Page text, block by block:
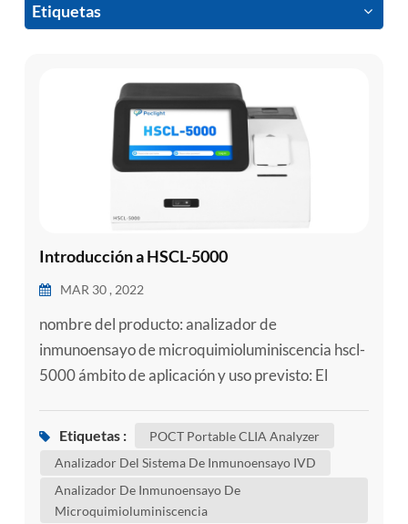
Etiquetas
Introducción a HSCL-5000
MAR 30 , 2022
nombre del producto: analizador de
inmunoensayo de microquimioluminiscencia hscl-
5000 ámbito de aplicación y uso previsto: El
pruebas cualitativas o cuantitativas de analitos en
Etiquetas :
POCT Portable CLIA Analyzer
Analizador Del Sistema De Inmunoensayo IVD
Analizador De Inmunoensayo De
Microquimioluminiscencia